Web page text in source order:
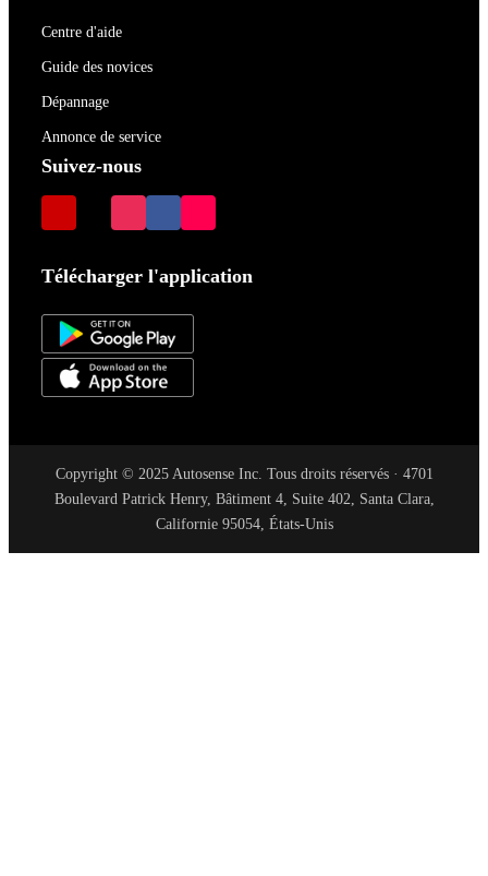
Centre d'aide
Guide des novices
Dépannage
Annonce de service
Suivez-nous
Télécharger l'application
Copyright © 2025 Autosense Inc. Tous droits réservés · 4701
Boulevard Patrick Henry, Bâtiment 4, Suite 402, Santa Clara,
Californie 95054, États-Unis